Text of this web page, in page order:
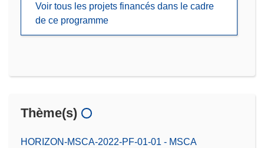
Voir tous les projets financés dans le cadre
de ce programme
Thème(s)
HORIZON-MSCA-2022-PF-01-01 - MSCA